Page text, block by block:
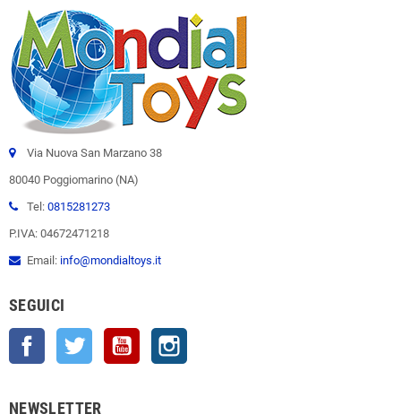
Via Nuova San Marzano 38
80040 Poggiomarino (NA)
Tel: 0815281273
P.IVA: 04672471218
Email: info@mondialtoys.it
SEGUICI
Facebook Twitter YouTube
NEWSLETTER